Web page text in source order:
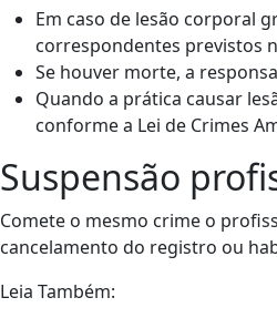
Em caso de lesão corporal
correspondentes previstos
Se houver morte, a
Quando a prática causar
conforme a Lei de Crimes
Suspensão
Comete o mesmo crime o
cancelamento do registro ou
Leia Também: